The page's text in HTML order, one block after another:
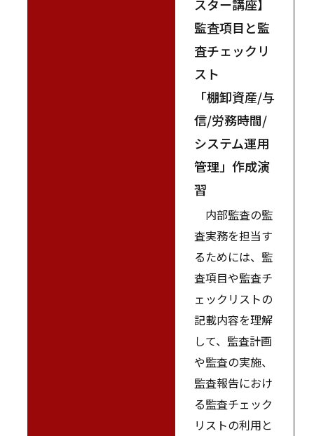
スター講座】
監査項目と監
査チェックリ
スト
「棚卸資産/与
信/労務時間/
システム運用
管理」作成演
習
内部監査の監
査実務を担当す
るためには、監
査項目や監査チ
ェックリストの
記載内容を理解
して、監査計画
や監査の実施、
監査報告におけ
る監査チェック
リストの利用と